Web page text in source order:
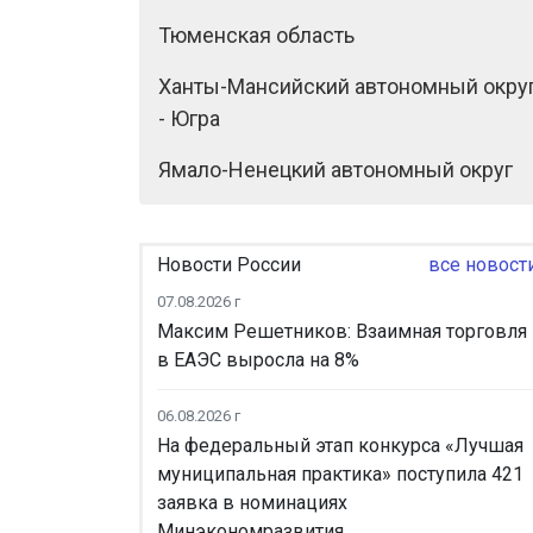
Тюменская область
Ханты-Мансийский автономный
- Югра
Ямало-Ненецкий автономный округ
Новости России все
07.08.2026 г
Максим Решетников: Взаимная торговля
в ЕАЭС выросла на 8%
06.08.2026 г
На федеральный этап конкурса «Лучшая
муниципальная практика» поступила 421
заявка в номинациях